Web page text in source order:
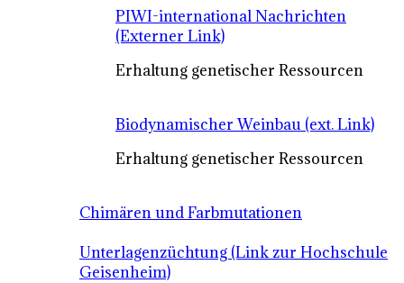
PIWI-international Nachrichten
(Externer Link)
Erhaltung genetischer Ressourcen
Biodynamischer Weinbau (ext. Link)
Erhaltung genetischer Ressourcen
Chimären und Farbmutationen
Unterlagenzüchtung (Link zur Hochschule
Geisenheim)